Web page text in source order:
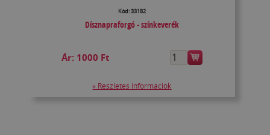
Kód: 33182
Dísznapraforgó - színkeverék
Ár: 1000 Ft
» Részletes információk